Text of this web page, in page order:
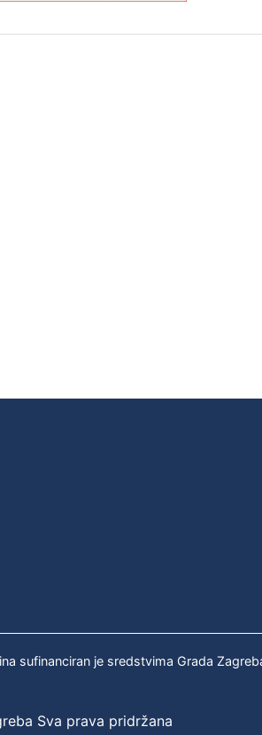
sufinanciran je sredstvima Grada
Sva prava pridržana